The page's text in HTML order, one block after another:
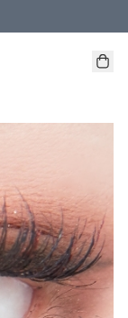
件或以上8 折
6件或以上85 折；買8件
減HKD 32.00；買6
8件或以上85 折；買12
方式 )